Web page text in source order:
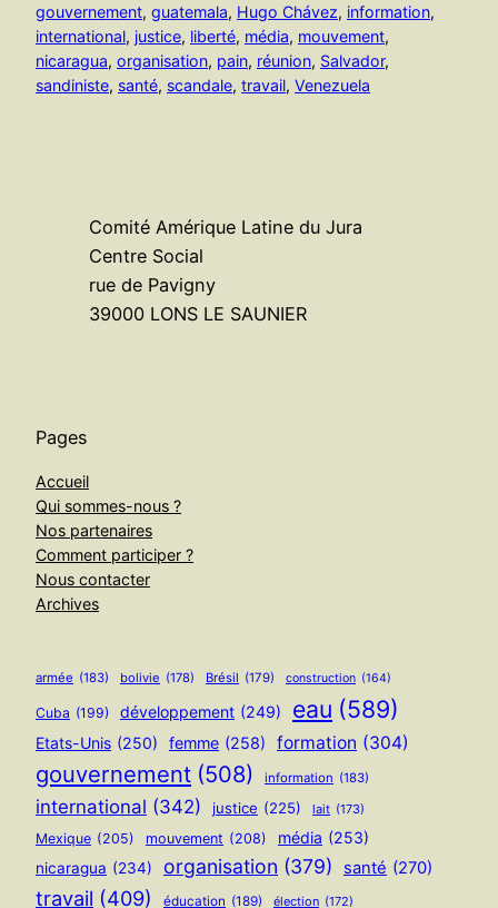
gouvernement, guatemala, Hugo Chávez, information
international, justice, liberté, média, mouvement
nicaragua, organisation, pain, réunion, Salvador
sandiniste, santé, scandale, travail, Venezuela
Comité Amérique Latine du Jura
Centre Social
rue de Pavigny
39000 LONS LE SAUNIER
Pages
Accueil
Qui sommes-nous ?
Nos partenaires
Comment participer ?
Nous contacter
Archives
armée (183) bolivie (178) Brésil (179) construction (164)
Cuba (199) développement (249) eau (589)
Etats-Unis (250) femme (258) formation (304)
gouvernement (508) information (183)
international (342) justice (225) lait (173)
Mexique (205) mouvement (208) média (253)
nicaragua (234) organisation (379) santé (270)
travail (409) éducation (189) élection (172)